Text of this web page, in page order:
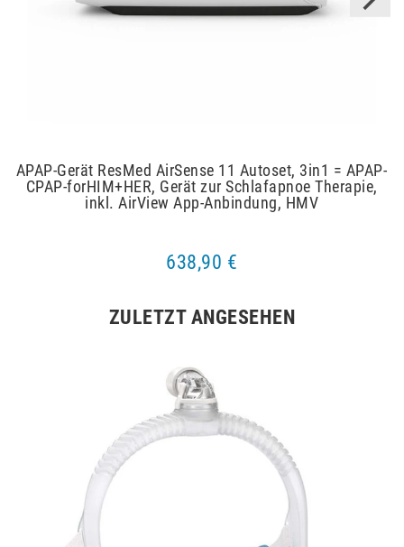
APAP-Gerät ResMed AirSense 11 Autoset, 3in1 = APAP-
CPAP-forHIM+HER, Gerät zur Schlafapnoe Therapie,
inkl. AirView App-Anbindung, HMV
638,90 €
ZULETZT ANGESEHEN